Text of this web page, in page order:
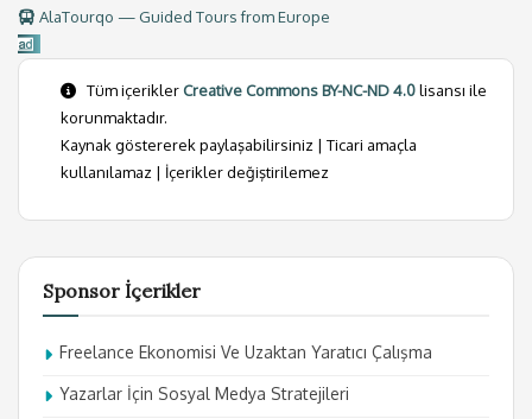
AlaTourqo — Guided Tours from Europe
Tüm içeriklerCreative Commons BY-NC-ND 4.0lisansı ile
korunmaktadır.
Kaynak göstererek paylaşabilirsiniz | Ticari amaçla
kullanılamaz | İçerikler değiştirilemez
Sponsor İçerikler
Freelance Ekonomisi Ve Uzaktan Yaratıcı Çalışma
Yazarlar İçin Sosyal Medya Stratejileri